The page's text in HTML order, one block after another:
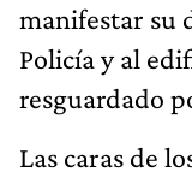
manifestar su
Policía y al
resguardado
Las caras de